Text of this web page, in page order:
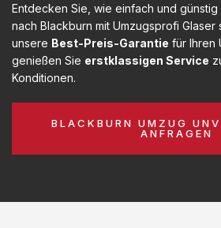
Entdecken Sie, wie einfach und günstig
nach Blackburn mit Umzugsprofi Glaser
unsere Best-Preis-Garantie für Ihren
genießen Sie erstklassigen Service
Konditionen.
BLACKBURN UMZUG
ANFRAGEN